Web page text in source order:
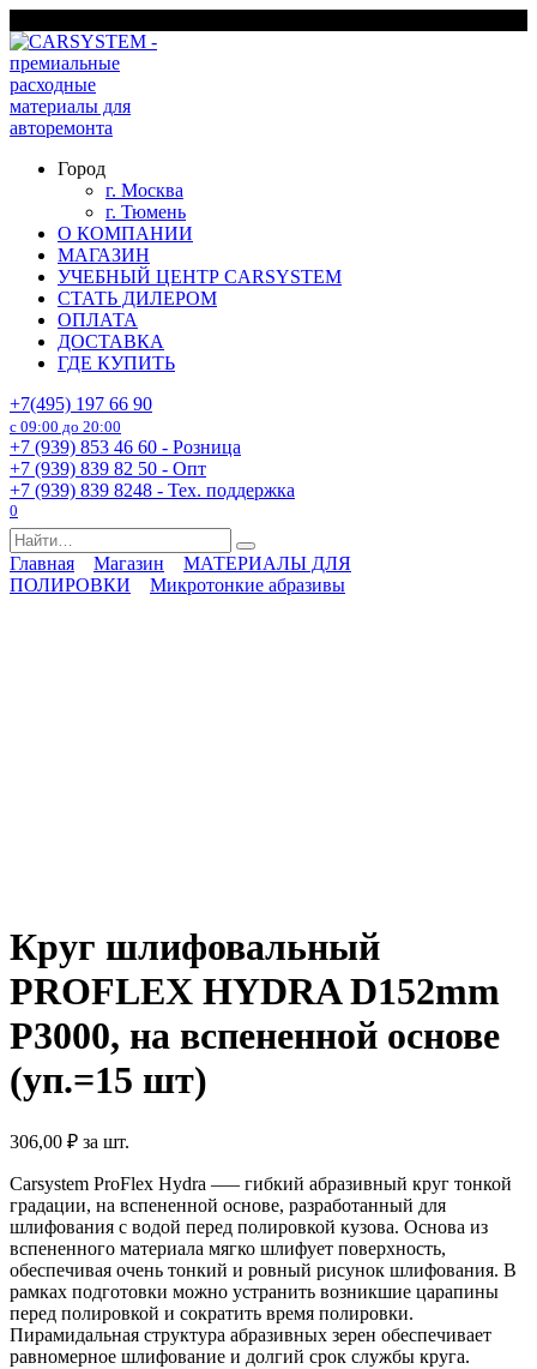
к
содержанию
Город
г. Москва
г. Тюмень
О КОМПАНИИ
МАГАЗИН
УЧЕБНЫЙ ЦЕНТР CARSYSTEM
СТАТЬ ДИЛЕРОМ
ОПЛАТА
ДОСТАВКА
ГДЕ КУПИТЬ
+7(495) 197 66 90
с 09:00 до 20:00
+7 (939) 853 46 60 - Розница
+7 (939) 839 82 50 - Опт
+7 (939) 839 8248 - Тех. поддержка
0
Search
for:
Главная Магазин
МАТЕРИАЛЫ ДЛЯ
ПОЛИРОВКИ
Микротонкие абразивы
Круг шлифовальный
PROFLEX HYDRA D152mm
P3000, на вспененной основе
(уп.=15 шт)
306,00 ₽ за шт.
Carsystem ProFlex Hydra –— гибкий абразивный круг тонкой
градации, на вспененной основе, разработанный для
шлифования с водой перед полировкой кузова. Основа из
вспененного материала мягко шлифует поверхность,
обеспечивая очень тонкий и ровный рисунок шлифования. В
рамках подготовки можно устранить возникшие царапины
перед полировкой и сократить время полировки.
Пирамидальная структура абразивных зерен обеспечивает
равномерное шлифование и долгий срок службы круга.